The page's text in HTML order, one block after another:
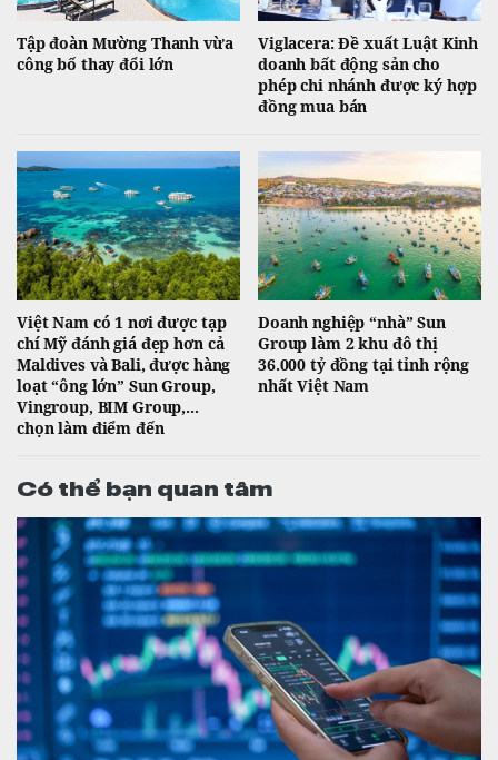
Tập đoàn Mường Thanh vừa
công bố thay đổi lớn
Viglacera: Đề xuất Luật Kinh
doanh bất động sản cho
phép chi nhánh được ký hợp
đồng mua bán
Việt Nam có 1 nơi được tạp
chí Mỹ đánh giá đẹp hơn cả
Maldives và Bali, được hàng
loạt “ông lớn” Sun Group,
Vingroup, BIM Group,...
chọn làm điểm đến
Doanh nghiệp “nhà” Sun
Group làm 2 khu đô thị
36.000 tỷ đồng tại tỉnh rộng
nhất Việt Nam
Có thể bạn quan tâm